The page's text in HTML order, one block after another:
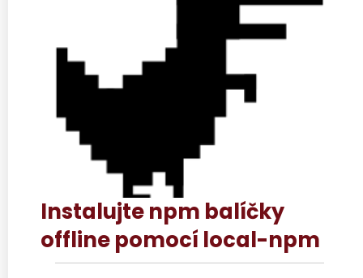
Instalujte npm balíčky
offline pomocí local-npm